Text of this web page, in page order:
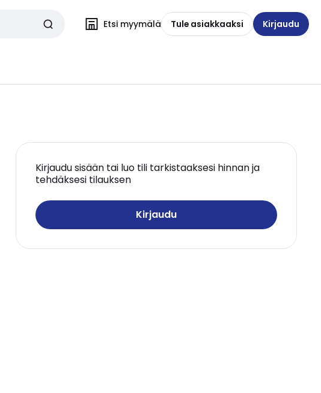
Etsi myymälä Tule asiakkaaksi Kirjaudu
Kirjaudu sisään tai luo tili tarkistaaksesi hinnan ja
tehdäksesi tilauksen
Kirjaudu